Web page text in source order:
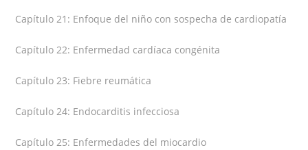
Capítulo 21: Enfoque del niño con sospecha de cardiopatía
Capítulo 22: Enfermedad cardíaca congénita
Capítulo 23: Fiebre reumática
Capítulo 24: Endocarditis infecciosa
Capítulo 25: Enfermedades del miocardio